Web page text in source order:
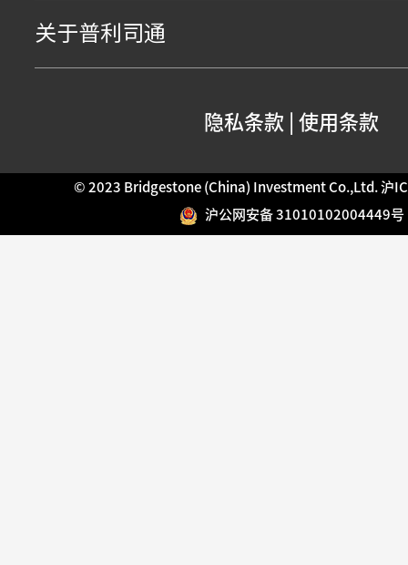
关于普利司通
隐私条款 | 使用条款
© 2023 Bridgestone (China) Investment Co.,Ltd.沪
沪公网安备 31010102004449号